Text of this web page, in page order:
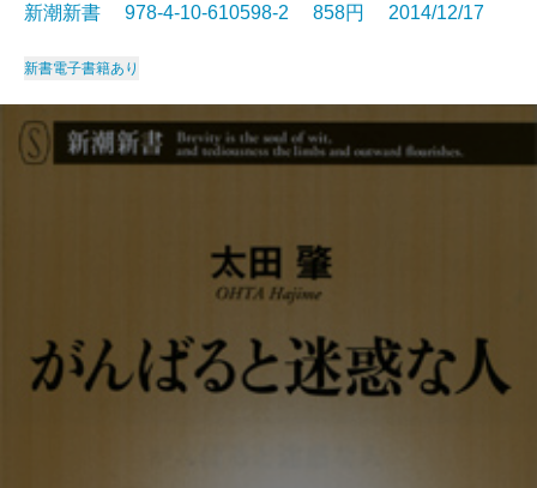
新潮新書 978-4-10-610598-2 858円 2014/12/17
新書電子書籍あり